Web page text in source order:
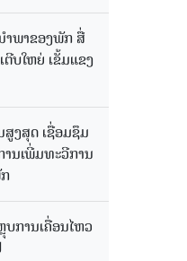
າພາຂອງພັກ ສື່
ບໃຫຍ່ ເຂັ້ມແຂງ
ສູງສຸດ ເຊື່ອມຊຶມ
ນເພີ່ມທະວີການ
ການເຄື່ອນໄຫວ